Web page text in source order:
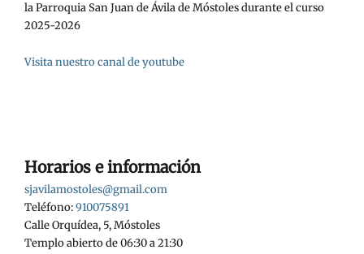
la Parroquia San Juan de Ávila de Móstoles durante el curso
2025-2026
Visita nuestro canal de youtube
Horarios e información
sjavilamostoles@gmail.com
Teléfono:910075891
Calle Orquídea, 5, Móstoles
Templo abierto de 06:30 a 21:30